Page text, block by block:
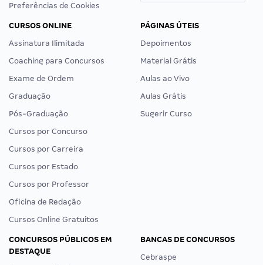
Preferências de Cookies
CURSOS ONLINE
Assinatura Ilimitada
Coaching para Concursos
Exame de Ordem
Graduação
Pós-Graduação
Cursos por Concurso
Cursos por Carreira
Cursos por Estado
Cursos por Professor
Oficina de Redação
Cursos Online Gratuitos
PÁGINAS ÚTEIS
Depoimentos
Material Grátis
Aulas ao Vivo
Aulas Grátis
Sugerir Curso
CONCURSOS PÚBLICOS EM
DESTAQUE
BANCAS DE CONCURSOS
Cebraspe